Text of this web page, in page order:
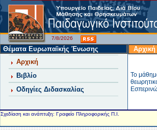
7/8/2026
Θέματα Ευρωπαϊκής Ένωσης
Αρχική
Βιβλίο
Οδηγίες Διδασκαλίας
Αρχική
Το
Σχεδίαση και ανάπτυξη: Γραφείο Πληροφορικής Π.Ι.